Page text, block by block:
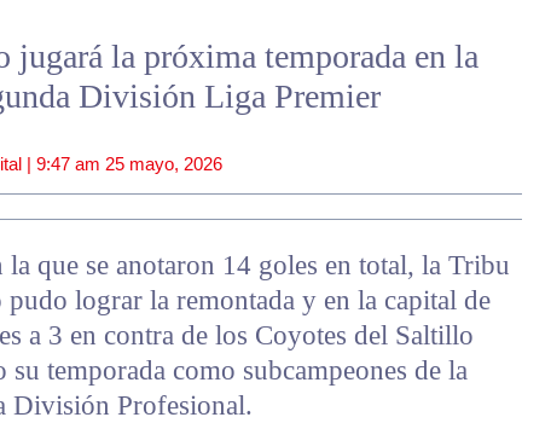
jugará la próxima temporada en la
División Liga Premier
| 9:47 am 25 mayo, 2026
que se anotaron 14 goles en total, la Tribu
pudo lograr la remontada y en la capital de
a 3 en contra de los Coyotes del Saltillo
su temporada como subcampeones de la
División Profesional.